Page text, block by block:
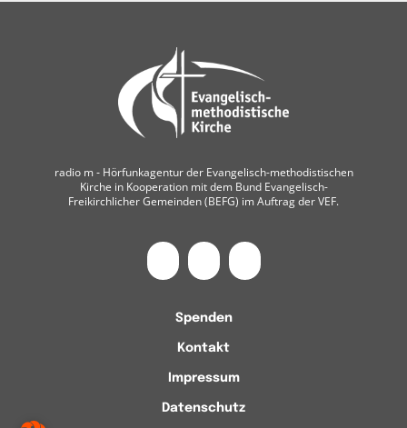
radio m ‐ Hörfunkagentur der Evangelisch-methodistischen
Kirche in Kooperation mit dem Bund Evangelisch-
Freikirchlicher Gemeinden (BEFG) im Auftrag der VEF.
Spenden
Kontakt
Impressum
Datenschutz